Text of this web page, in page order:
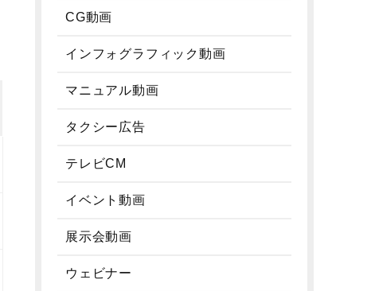
CG動画
インフォグラフィック動画
マニュアル動画
タクシー広告
テレビCM
イベント動画
展示会動画
ウェビナー